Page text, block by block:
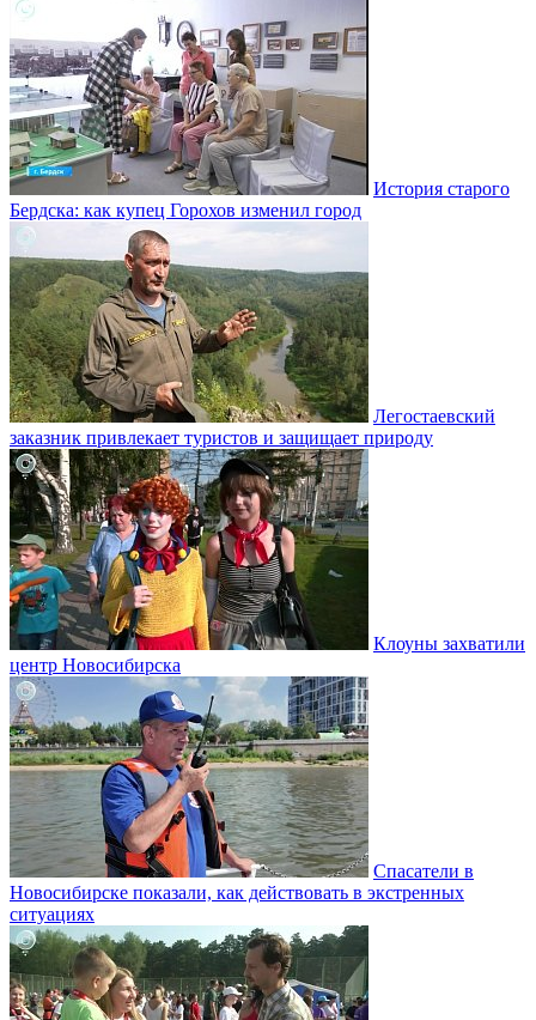
История старого
Бердска: как купец Горохов изменил город
Легостаевский
заказник привлекает туристов и защищает природу
Клоуны захватили
центр Новосибирска
Спасатели в
Новосибирске показали, как действовать в экстренных
ситуациях